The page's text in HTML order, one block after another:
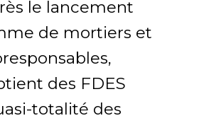
le lancement
de mortiers et
des FDES
totalité des